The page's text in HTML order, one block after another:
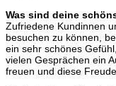
Was sind deine
Zufriedene Kundinnen
besuchen zu können,
ein sehr schönes
vielen Gesprächen ein
freuen und diese